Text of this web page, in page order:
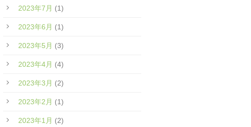
2023年7月 (1)
2023年6月 (1)
2023年5月 (3)
2023年4月 (4)
2023年3月 (2)
2023年2月 (1)
2023年1月 (2)